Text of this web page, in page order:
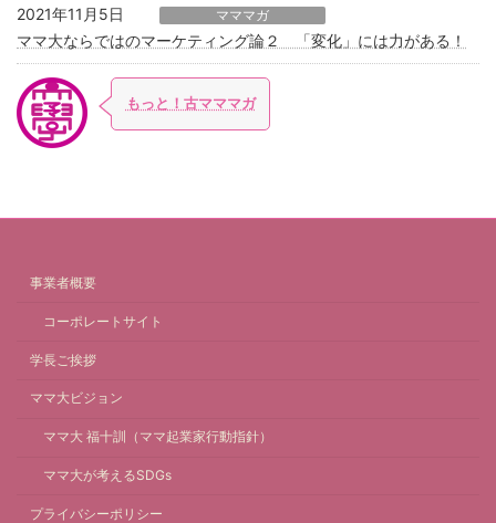
2021年11月5日 マママガ
ママ大ならではのマーケティング論２ 「変化」には力がある！
もっと！古マママガ
事業者概要
コーポレートサイト
学長ご挨拶
ママ大ビジョン
ママ大 福十訓（ママ起業家行動指針）
ママ大が考えるSDGs
プライバシーポリシー